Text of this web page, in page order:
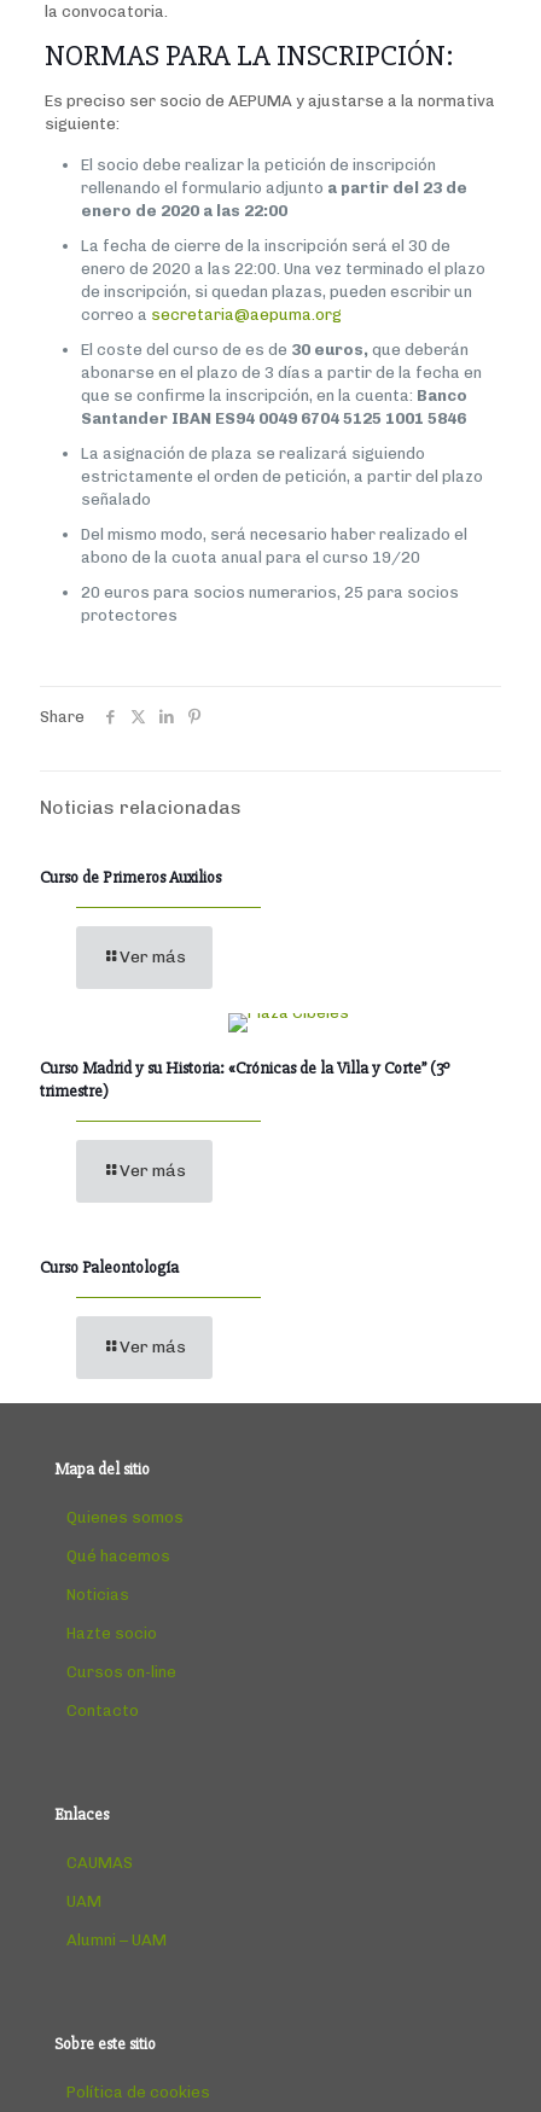
la convocatoria.
NORMAS PARA LA INSCRIPCIÓN:
Es preciso ser socio de AEPUMA y ajustarse a la normativa
siguiente:
El socio debe realizar la petición de inscripción
rellenando el formulario adjunto a partir del 23 de
enero de 2020 a las 22:00
La fecha de cierre de la inscripción será el 30 de
enero de 2020 a las 22:00. Una vez terminado el plazo
de inscripción, si quedan plazas, pueden escribir un
correo a secretaria@aepuma.org
El coste del curso de es de 30 euros, que deberán
abonarse en el plazo de 3 días a partir de la fecha en
que se confirme la inscripción, en la cuenta: Banco
Santander IBAN ES94 0049 6704 5125 1001 5846
La asignación de plaza se realizará siguiendo
estrictamente el orden de petición, a partir del plazo
señalado
Del mismo modo, será necesario haber realizado el
abono de la cuota anual para el curso 19/20
20 euros para socios numerarios, 25 para socios
protectores
Share
Noticias relacionadas
Curso de Primeros Auxilios
Ver más
Curso Madrid y su Historia: «Crónicas de la Villa y Corte” (3º
trimestre)
Ver más
Curso Paleontología
Ver más
Mapa del sitio
Quienes somos
Qué hacemos
Noticias
Hazte socio
Cursos on-line
Contacto
Enlaces
CAUMAS
UAM
Alumni – UAM
Sobre este sitio
Política de cookies